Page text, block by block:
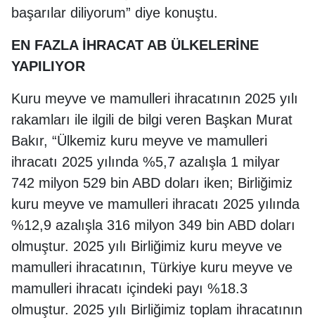
başarılar diliyorum” diye konuştu.
EN FAZLA İHRACAT AB ÜLKELERİNE
YAPILIYOR
Kuru meyve ve mamulleri ihracatının 2025 yılı
rakamları ile ilgili de bilgi veren Başkan Murat
Bakır, “Ülkemiz kuru meyve ve mamulleri
ihracatı 2025 yılında %5,7 azalışla 1 milyar
742 milyon 529 bin ABD doları iken; Birliğimiz
kuru meyve ve mamulleri ihracatı 2025 yılında
%12,9 azalışla 316 milyon 349 bin ABD doları
olmuştur. 2025 yılı Birliğimiz kuru meyve ve
mamulleri ihracatının, Türkiye kuru meyve ve
mamulleri ihracatı içindeki payı %18.3
olmuştur. 2025 yılı Birliğimiz toplam ihracatının